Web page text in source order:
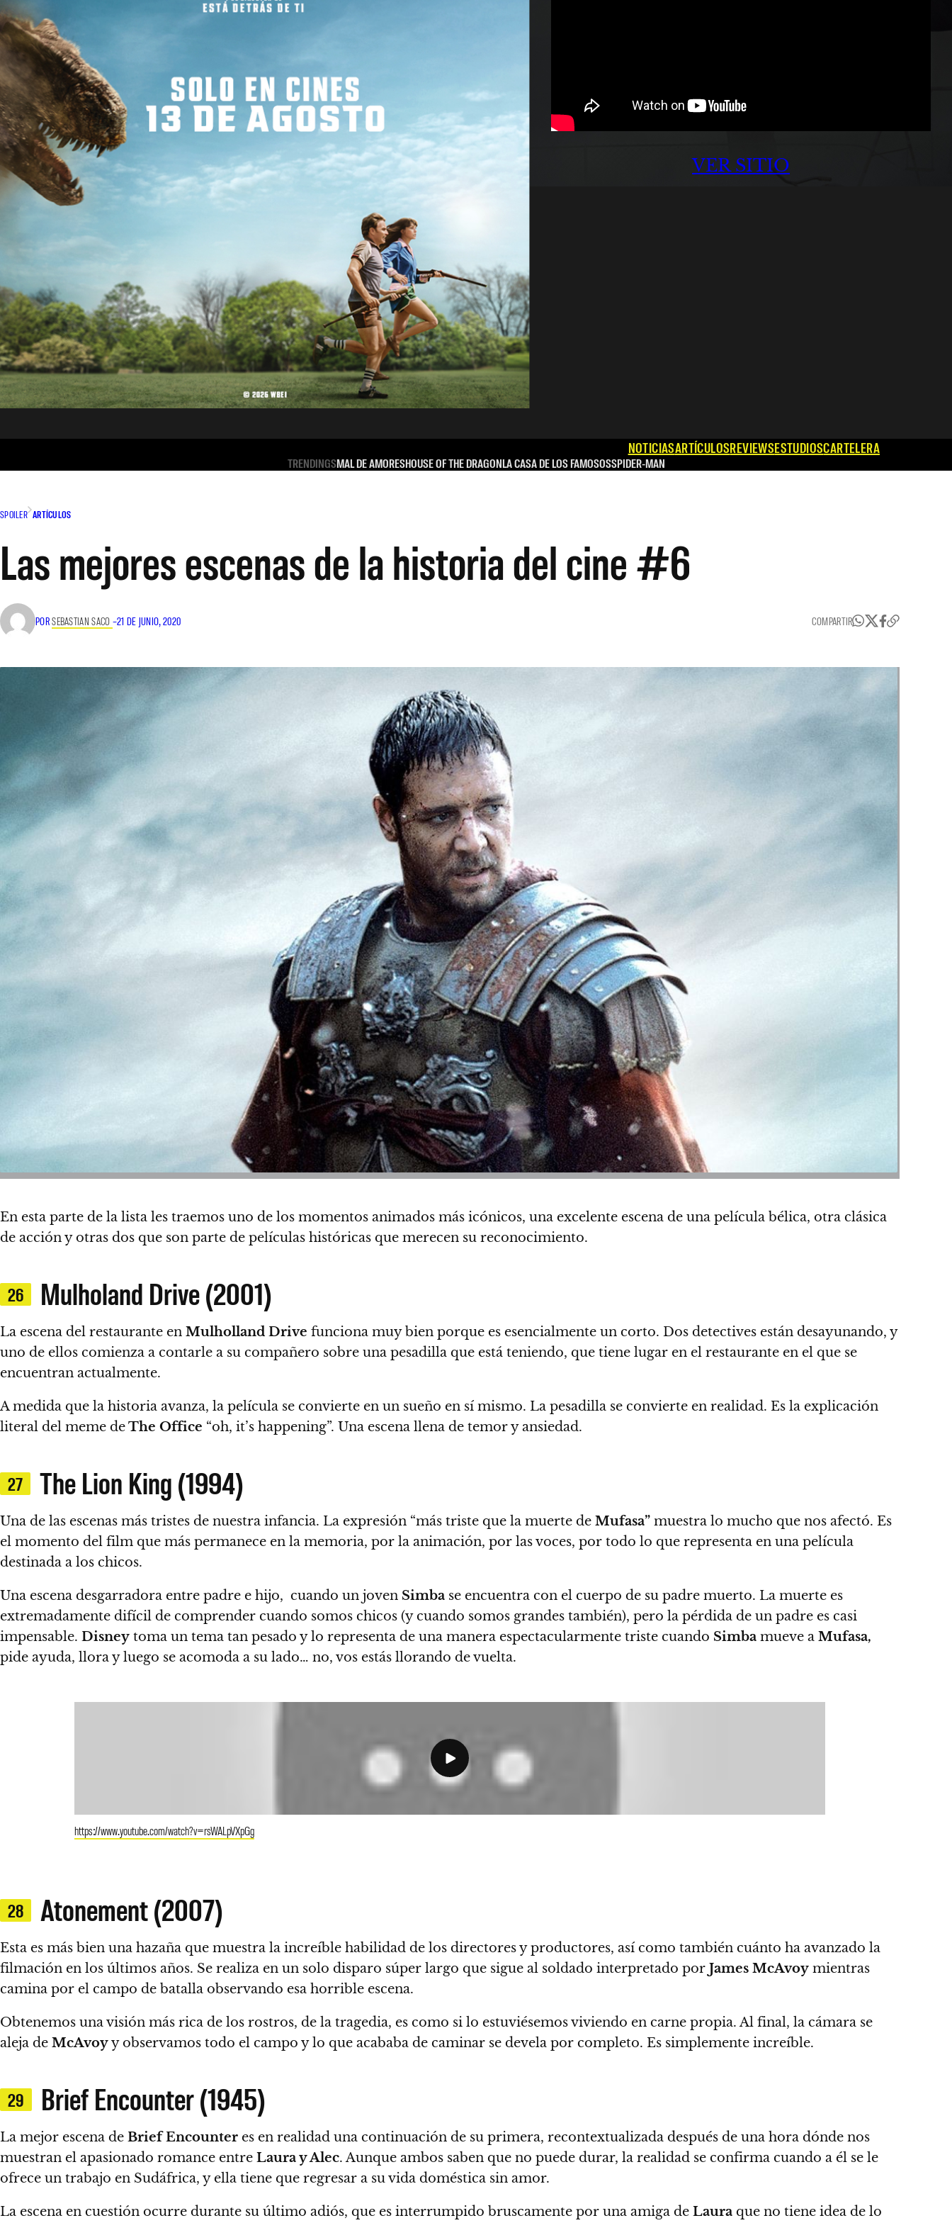
VER SITIO
NOTICIASARTÍCULOSREVIEWSESTUDIOSCARTELERA
TRENDINGSMAL DE AMORESHOUSE OF THE DRAGONLA CASA DE LOS FAMOSOSSPIDER-MAN
SPOILER ARTÍCULOS
Las mejores escenas de la historia del cine #6
PORSEBASTIAN SACO –21 DE JUNIO, 2020 COMPARTIR
En esta parte de la lista les traemos uno de los momentos animados más icónicos, una excelente escena de una película bélica, otra clásica
de acción y otras dos que son parte de películas históricas que merecen su reconocimiento.
26 Mulholand Drive (2001)
La escena del restaurante en Mulholland Drive funciona muy bien porque es esencialmente un corto. Dos detectives están desayunando, y
uno de ellos comienza a contarle a su compañero sobre una pesadilla que está teniendo, que tiene lugar en el restaurante en el que se
encuentran actualmente.
A medida que la historia avanza, la película se convierte en un sueño en sí mismo. La pesadilla se convierte en realidad. Es la explicación
literal del meme deThe Office “oh, it’s happening”. Una escena llena de temor y ansiedad.
27 The Lion King (1994)
Una de las escenas más tristes de nuestra infancia. La expresión “más triste que la muerte de Mufasa” muestra lo mucho que nos afectó. Es
el momento del film que más permanece en la memoria, por la animación, por las voces, por todo lo que representa en una película
destinada a los chicos.
Una escena desgarradora entre padre e hijo, cuando un joven Simba se encuentra con el cuerpo de su padre muerto. La muerte es
extremadamente difícil de comprender cuando somos chicos (y cuando somos grandes también), pero la pérdida de un padre es casi
impensable. Disney toma un tema tan pesado y lo representa de una manera espectacularmente triste cuando Simba mueve a Mufasa,
pide ayuda, llora y luego se acomoda a su lado… no, vos estás llorando de vuelta.
https://www.youtube.com/watch?v=rsWALpVXpGg
28 Atonement (2007)
Esta es más bien una hazaña que muestra la increíble habilidad de los directores y productores, así como también cuánto ha avanzado la
filmación en los últimos años. Se realiza en un solo disparo súper largo que sigue al soldado interpretado por James McAvoy mientras
camina por el campo de batalla observando esa horrible escena.
Obtenemos una visión más rica de los rostros, de la tragedia, es como si lo estuviésemos viviendo en carne propia. Al final, la cámara se
aleja de McAvoyy observamos todo el campo y lo que acababa de caminar se devela por completo. Es simplemente increíble.
29 Brief Encounter (1945)
La mejor escena de Brief Encounter es en realidad una continuación de su primera, recontextualizada después de una hora dónde nos
muestran el apasionado romance entre Laura y Alec. Aunque ambos saben que no puede durar, la realidad se confirma cuando a él se le
ofrece un trabajo en Sudáfrica, y ella tiene que regresar a su vida doméstica sin amor.
La escena en cuestión ocurre durante su último adiós, que es interrumpido bruscamente por una amiga de Laura que no tiene idea de lo